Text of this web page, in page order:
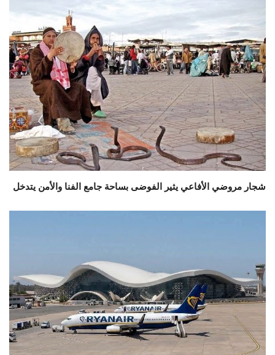
شجار مروضي الأفاعي يثير الفوضى بساحة جامع الفنا والأمن يتدخل